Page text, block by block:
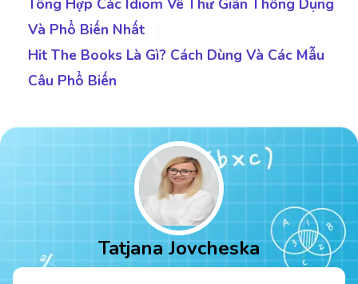
Và Phổ Biến Nhất
Hit The Books Là Gì? Cách Dùng Và Các Mẫu
Câu Phổ Biến
Tatjana Jovcheska